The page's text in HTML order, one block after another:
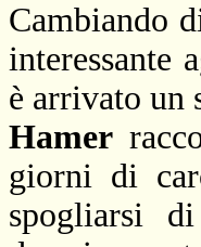
Cambiando
interessante
è arrivato un
Hamer
giorni di
spogliarsi